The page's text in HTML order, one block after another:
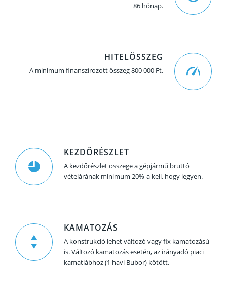
86 hónap.
HITELÖSSZEG
A minimum finanszírozott összeg 800 000 Ft.
KEZDŐRÉSZLET
A kezdőrészlet összege a gépjármű bruttó
vételárának minimum 20%-a kell, hogy legyen.
KAMATOZÁS
A konstrukció lehet változó vagy fix kamatozású
is. Változó kamatozás esetén, az irányadó piaci
kamatlábhoz (1 havi Bubor) kötött.